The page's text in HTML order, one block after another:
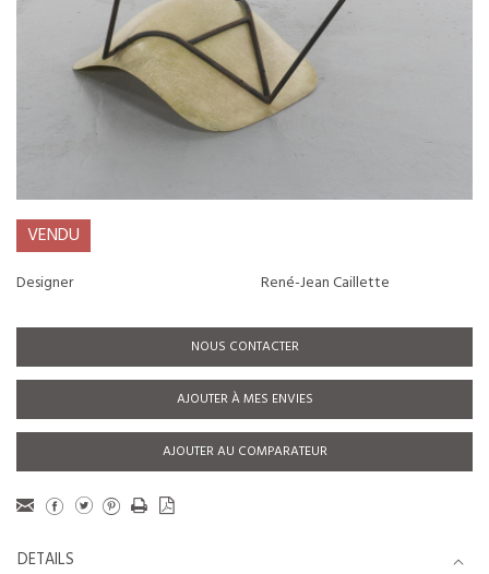
VENDU
Designer René-Jean Caillette
NOUS CONTACTER
AJOUTER À MES ENVIES
AJOUTER AU COMPARATEUR
DETAILS